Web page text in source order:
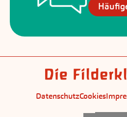
DatenschutzCookies